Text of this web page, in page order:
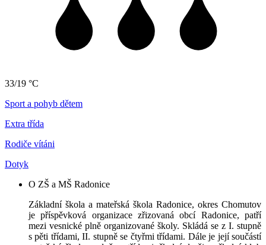
33/19 °C
Sport a pohyb dětem
Extra třída
Rodiče vítáni
Dotyk
O ZŠ a MŠ Radonice
Základní škola a mateřská škola Radonice, okres Chomutov
je příspěvková organizace zřizovaná obcí Radonice, patří
mezi vesnické plně organizované školy. Skládá se z I. stupně
s pěti třídami, II. stupně se čtyřmi třídami. Dále je její součástí